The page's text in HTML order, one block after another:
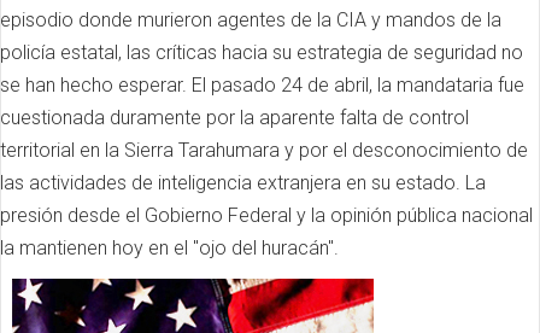
episodio donde murieron agentes de la CIA y mandos de la
policía estatal, las críticas hacia su estrategia de seguridad no
se han hecho esperar. El pasado 24 de abril, la mandataria fue
cuestionada duramente por la aparente falta de control
territorial en la Sierra Tarahumara y por el desconocimiento de
las actividades de inteligencia extranjera en su estado. La
presión desde el Gobierno Federal y la opinión pública nacional
la mantienen hoy en el "ojo del huracán".